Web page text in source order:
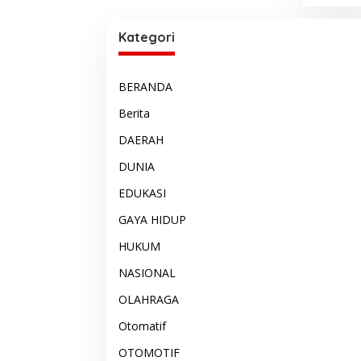
Kategori
BERANDA
Berita
DAERAH
DUNIA
EDUKASI
GAYA HIDUP
HUKUM
NASIONAL
OLAHRAGA
Otomatif
OTOMOTIF